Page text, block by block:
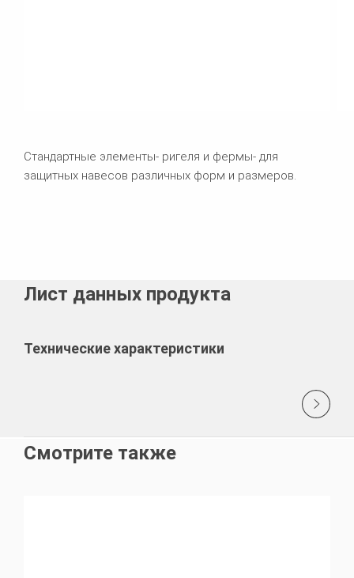
Стандартные элементы- ригеля и фермы- для
защитных навесов различных форм и размеров.
Лист данных продукта
Технические характеристики
Смотрите также